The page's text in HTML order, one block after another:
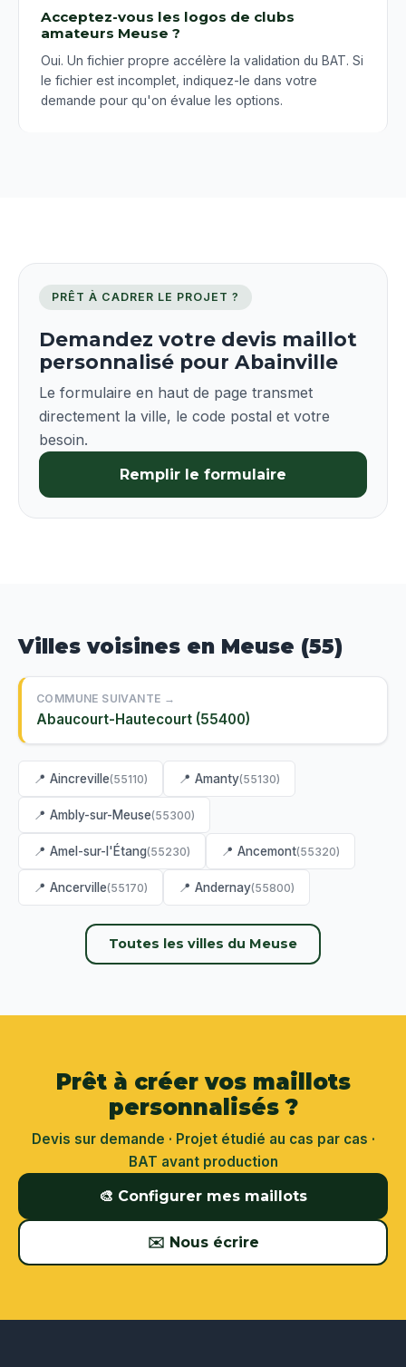
Acceptez-vous les logos de clubs
amateurs Meuse ?
Oui. Un fichier propre accélère la validation du BAT. Si
le fichier est incomplet, indiquez-le dans votre
demande pour qu'on évalue les options.
PRÊT À CADRER LE PROJET ?
Demandez votre devis maillot
personnalisé pour Abainville
Le formulaire en haut de page transmet
directement la ville, le code postal et votre
besoin.
Remplir le formulaire
Villes voisines en Meuse (55)
COMMUNE SUIVANTE →
Abaucourt-Hautecourt (55400)
📍 Aincreville(55110) 📍 Amanty(55130)
📍 Ambly-sur-Meuse(55300)
📍 Amel-sur-l'Étang(55230) 📍 Ancemont(55320)
📍 Ancerville(55170) 📍 Andernay(55800)
Toutes les villes du Meuse
Prêt à créer vos maillots
personnalisés ?
Devis sur demande · Projet étudié au cas par cas ·
BAT avant production
🎨 Configurer mes maillots
✉️ Nous écrire